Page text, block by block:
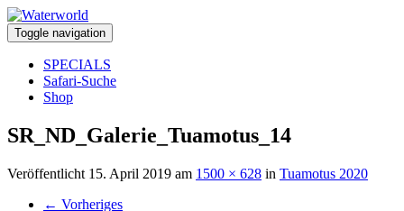
Toggle navigation
SPECIALS
Safari-Suche
Shop
SR_ND_Galerie_Tuamotus_14
Veröffentlicht 15. April 2019 am 1500 × 628 in Tuamotus 2020
← Vorheriges